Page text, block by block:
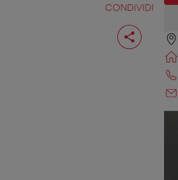
CONDIVIDI
Condividi
pagina